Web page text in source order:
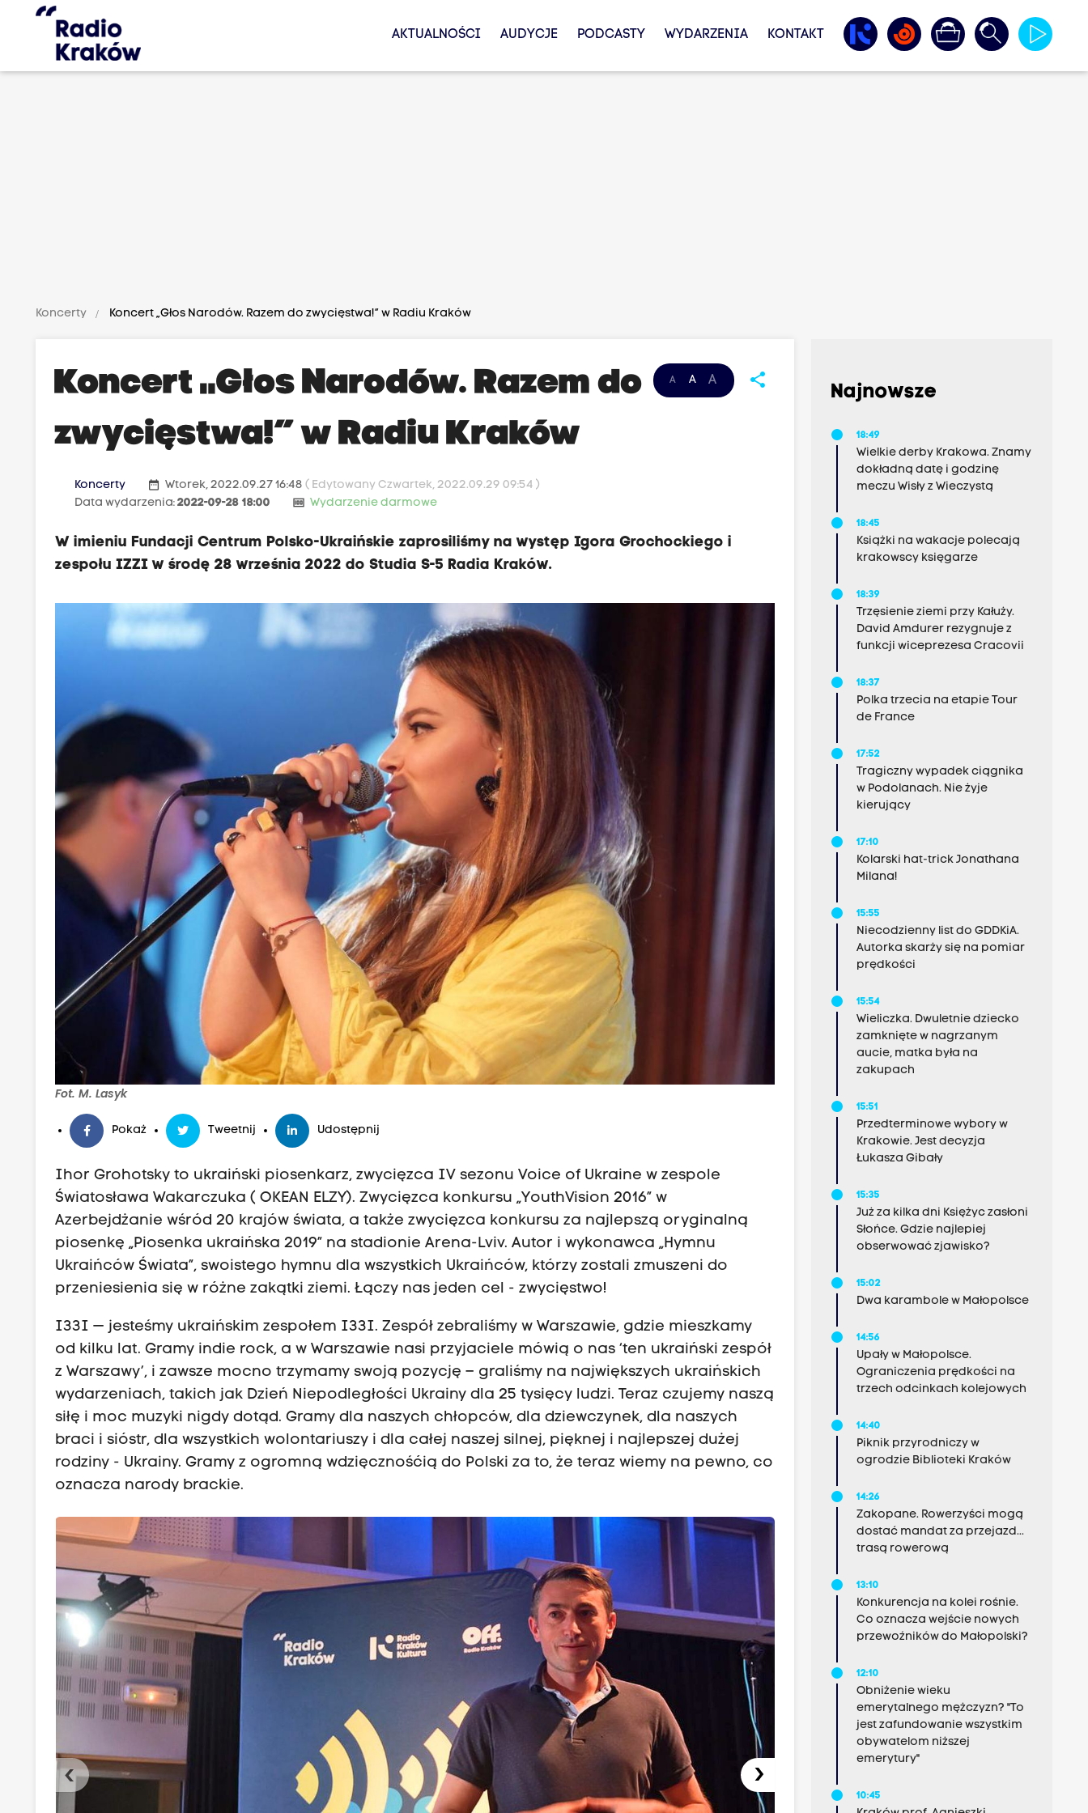
AKTUALNOŚCI AUDYCJE PODCASTY WYDARZENIA KONTAKT
Koncerty Koncert „Głos Narodów. Razem do zwycięstwa!” w Radiu Kraków
A A A share
Koncert „Głos Narodów. Razem do
zwycięstwa!” w Radiu Kraków
Koncerty date_range Wtorek, 2022.09.27 16:48( Edytowany Czwartek, 2022.09.29 09:54 )
Data wydarzenia:2022-09-28 18:00 money Wydarzenie darmowe
W imieniu Fundacji Centrum Polsko-Ukraińskie zaprosiliśmy na występ Igora Grochockiego i
zespołu IZZI w środę 28 września 2022 do Studia S-5 Radia Kraków.
Fot. M. Lasyk
Pokaż Tweetnij Udostępnij
Ihor Grohotsky to ukraiński piosenkarz, zwycięzca IV sezonu Voice of Ukraine w zespole
Światosława Wakarczuka ( OKEAN ELZY). Zwycięzca konkursu „YouthVision 2016” w
Azerbejdżanie wśród 20 krajów świata, a także zwycięzca konkursu za najlepszą oryginalną
piosenkę „Piosenka ukraińska 2019” na stadionie Arena-Lviv. Autor i wykonawca „Hymnu
Ukraińców Świata”, swoistego hymnu dla wszystkich Ukraińców, którzy zostali zmuszeni do
przeniesienia się w różne zakątki ziemi. Łączy nas jeden cel - zwycięstwo!
I33I — jesteśmy ukraińskim zespołem I33I. Zespół zebraliśmy w Warszawie, gdzie mieszkamy
od kilku lat. Gramy indie rock, a w Warszawie nasi przyjaciele mówią o nas ‘ten ukraiński zespół
z Warszawy’, i zawsze mocno trzymamy swoją pozycję – graliśmy na największych ukraińskich
wydarzeniach, takich jak Dzień Niepodległości Ukrainy dla 25 tysięcy ludzi. Teraz czujemy naszą
siłę i moc muzyki nigdy dotąd. Gramy dla naszych chłopców, dla dziewczynek, dla naszych
braci i sióstr, dla wszystkich wolontariuszy i dla całej naszej silnej, pięknej i najlepszej dużej
rodziny - Ukrainy. Gramy z ogromną wdzięcznośćią do Polski za to, że teraz wiemy na pewno, co
oznacza narody brackie.
‹ ›
Najnowsze
18:49
Wielkie derby Krakowa. Znamy
dokładną datę i godzinę
meczu Wisły z Wieczystą
18:45
Książki na wakacje polecają
krakowscy księgarze
18:39
Trzęsienie ziemi przy Kałuży.
David Amdurer rezygnuje z
funkcji wiceprezesa Cracovii
18:37
Polka trzecia na etapie Tour
de France
17:52
Tragiczny wypadek ciągnika
w Podolanach. Nie żyje
kierujący
17:10
Kolarski hat-trick Jonathana
Milana!
15:55
Niecodzienny list do GDDKiA.
Autorka skarży się na pomiar
prędkości
15:54
Wieliczka. Dwuletnie dziecko
zamknięte w nagrzanym
aucie, matka była na
zakupach
15:51
Przedterminowe wybory w
Krakowie. Jest decyzja
Łukasza Gibały
15:35
Już za kilka dni Księżyc zasłoni
Słońce. Gdzie najlepiej
obserwować zjawisko?
15:02
Dwa karambole w Małopolsce
14:56
Upały w Małopolsce.
Ograniczenia prędkości na
trzech odcinkach kolejowych
14:40
Piknik przyrodniczy w
ogrodzie Biblioteki Kraków
14:26
Zakopane. Rowerzyści mogą
dostać mandat za przejazd...
trasą rowerową
13:10
Konkurencja na kolei rośnie.
Co oznacza wejście nowych
przewoźników do Małopolski?
12:10
Obniżenie wieku
emerytalnego mężczyzn? "To
jest zafundowanie wszystkim
obywatelom niższej
emerytury"
10:45